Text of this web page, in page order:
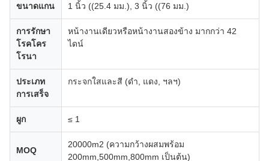
ขนาดแกน 1 นิ้ว ((25.4 มม.), 3 นิ้ว ((76 มม.)
การรักษา
โรคโคร
โรนา
หน้างานเดียวหรือหน้างานสองข้าง มากกว่า 42
ไดน์
ประเภท
การเสร็จ
กระจกใสและสี (ดํา, แดง, ฯลฯ)
ผูก ≤ 1
MOQ
20000m2 (ความกว้างผสมพร้อม
200mm,500mm,800mm เป็นต้น)